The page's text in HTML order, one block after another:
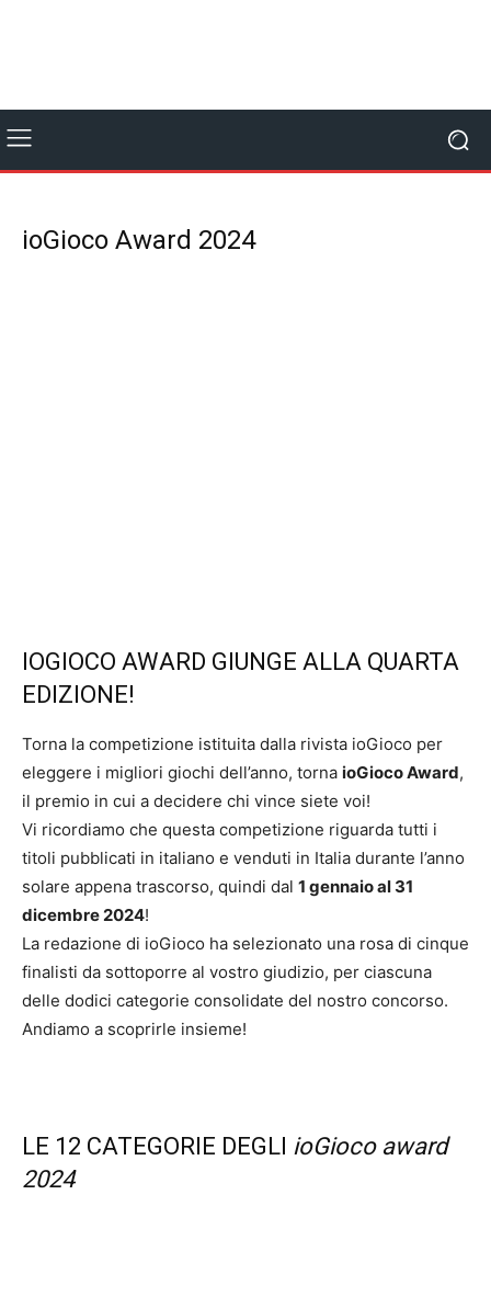
ioGioco Award 2024
IOGIOCO AWARD GIUNGE ALLA QUARTA
EDIZIONE!
Torna la competizione istituita dalla rivista ioGioco per
eleggere i migliori giochi dell’anno, torna ioGioco Award,
il premio in cui a decidere chi vince siete voi!
Vi ricordiamo che questa competizione riguarda tutti i
titoli pubblicati in italiano e venduti in Italia durante l’anno
solare appena trascorso, quindi dal 1 gennaio al 31
dicembre 2024!
La redazione di ioGioco ha selezionato una rosa di cinque
finalisti da sottoporre al vostro giudizio, per ciascuna
delle dodici categorie consolidate del nostro concorso.
Andiamo a scoprirle insieme!
LE 12 CATEGORIE DEGLI ioGioco award
2024